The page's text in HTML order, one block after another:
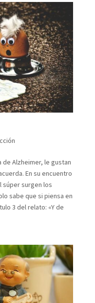
Alzheimer, le gustan
En su encuentro
súper surgen los
sabe que si piensa en
3 del relato: «Y de